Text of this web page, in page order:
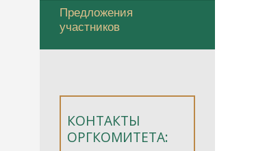
Предложения
участников
КОНТАКТЫ
ОРГКОМИТЕТА: